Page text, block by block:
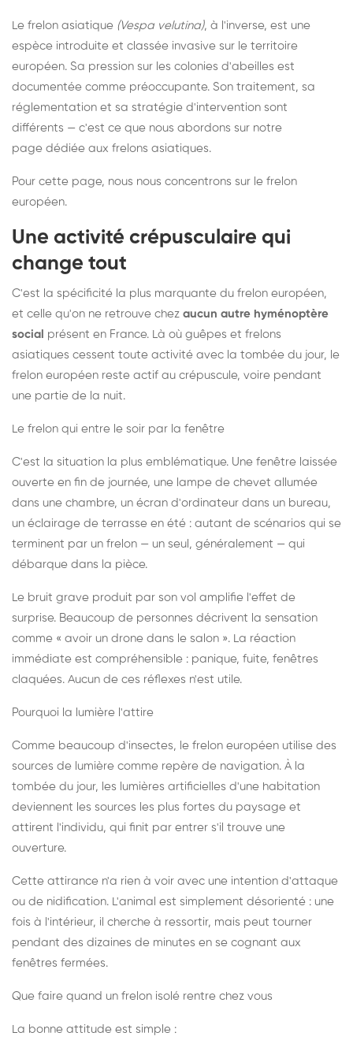
Le frelon asiatique (Vespa velutina), à l'inverse, est une
espèce introduite et classée invasive sur le territoire
européen. Sa pression sur les colonies d'abeilles est
documentée comme préoccupante. Son traitement, sa
réglementation et sa stratégie d'intervention sont
différents — c'est ce que nous abordons sur notre
page dédiée aux frelons asiatiques.
Pour cette page, nous nous concentrons sur le frelon
européen.
Une activité crépusculaire qui
change tout
C'est la spécificité la plus marquante du frelon européen,
et celle qu'on ne retrouve chez aucun autre hyménoptère
social présent en France. Là où guêpes et frelons
asiatiques cessent toute activité avec la tombée du jour, le
frelon européen reste actif au crépuscule, voire pendant
une partie de la nuit.
Le frelon qui entre le soir par la fenêtre
C'est la situation la plus emblématique. Une fenêtre laissée
ouverte en fin de journée, une lampe de chevet allumée
dans une chambre, un écran d'ordinateur dans un bureau,
un éclairage de terrasse en été : autant de scénarios qui se
terminent par un frelon — un seul, généralement — qui
débarque dans la pièce.
Le bruit grave produit par son vol amplifie l'effet de
surprise. Beaucoup de personnes décrivent la sensation
comme « avoir un drone dans le salon ». La réaction
immédiate est compréhensible : panique, fuite, fenêtres
claquées. Aucun de ces réflexes n'est utile.
Pourquoi la lumière l'attire
Comme beaucoup d'insectes, le frelon européen utilise des
sources de lumière comme repère de navigation. À la
tombée du jour, les lumières artificielles d'une habitation
deviennent les sources les plus fortes du paysage et
attirent l'individu, qui finit par entrer s'il trouve une
ouverture.
Cette attirance n'a rien à voir avec une intention d'attaque
ou de nidification. L'animal est simplement désorienté : une
fois à l'intérieur, il cherche à ressortir, mais peut tourner
pendant des dizaines de minutes en se cognant aux
fenêtres fermées.
Que faire quand un frelon isolé rentre chez vous
La bonne attitude est simple :